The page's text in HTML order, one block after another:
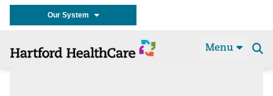
Our System
Menu